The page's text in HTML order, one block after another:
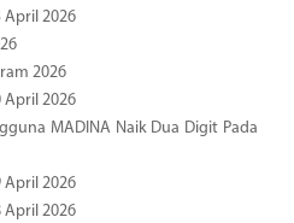
April 2026
2026
April 2026
MADINA Naik Dua Digit Pada
April 2026
April 2026